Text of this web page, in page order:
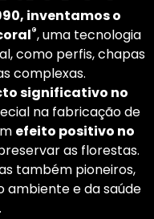
aplica
que
inventamos o
®, uma tecnologia
como perfis, chapas
complexas.
significativo no
na fabricação de
efeito positivo no
as florestas.
também pioneiros,
e da saúde